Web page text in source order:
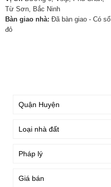
Từ Sơn, Bắc Ninh
Bàn giao nhà: Đã bàn giao - Có sổ
đỏ